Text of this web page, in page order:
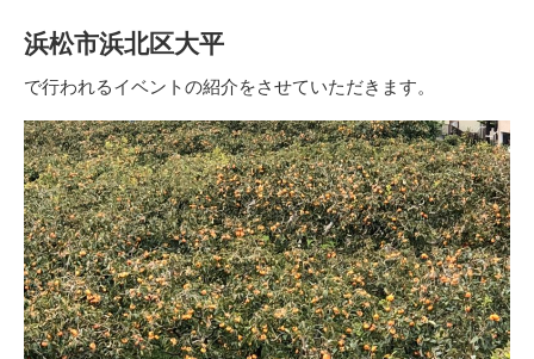
浜松市浜北区大平
で行われるイベントの紹介をさせていただきます。